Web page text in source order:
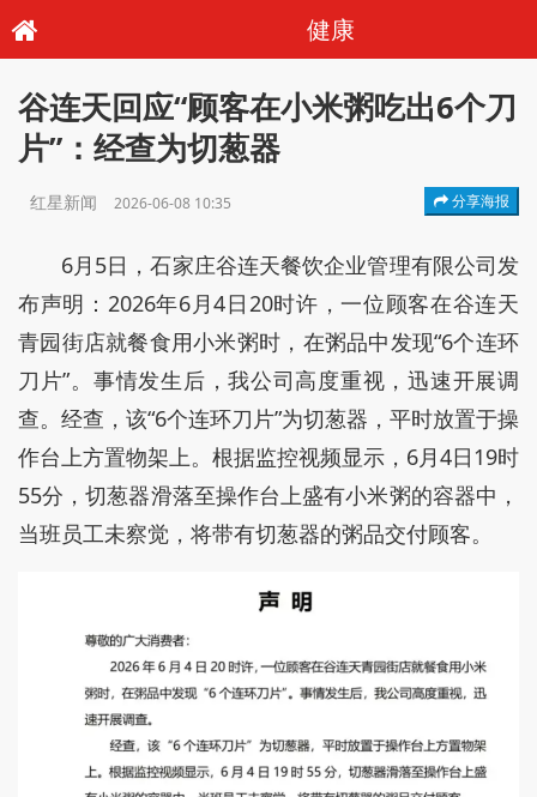
健康
谷连天回应“顾客在小米粥吃出6个刀
片”：经查为切葱器
红星新闻 2026-06-08 10:35 分享海报
6月5日，石家庄谷连天餐饮企业管理有限公司发
布声明：2026年6月4日20时许，一位顾客在谷连天
青园街店就餐食用小米粥时，在粥品中发现“6个连环
刀片”。事情发生后，我公司高度重视，迅速开展调
查。经查，该“6个连环刀片”为切葱器，平时放置于操
作台上方置物架上。根据监控视频显示，6月4日19时
55分，切葱器滑落至操作台上盛有小米粥的容器中，
当班员工未察觉，将带有切葱器的粥品交付顾客。